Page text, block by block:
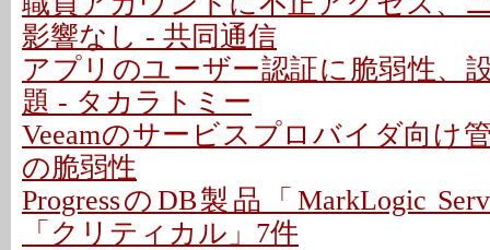
影響なし - 共同通信
アプリのユーザー認証に脆弱性、
題 - タカラトミー
Veeamのサービスプロバイダ向け
の脆弱性
ProgressのDB製品「MarkLogic
「クリティカル」7件